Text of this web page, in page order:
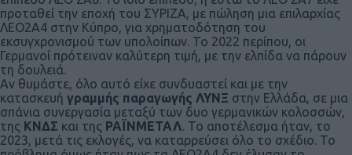
προταθεί την εποχή του ΣΥΡΙΖΑ, με πώληση μια επιλαρχίας
ΛΕΟ2Α4 στην Κύπρο, για χρηματοδότηση του
εκσυγχρονισμού των υπολοίπων. Το 2022 περίπου, οι
Γερμανοί πρότειναν καλύτερη τιμή, με την ελπίδα να πάρουν
τη δουλειά.
Αν θυμάστε, όλο αυτό είχε συνδυαστεί και με την
κατασκευή γραμμής παραγωγής ΛΥΝΞ στην Ελλάδα, σε μια
σπάνια συνεργασία μεταξύ των δυο γερμανικών κολοσσών,
της ΚΝΔΣ και της ΡΑΪΝΜΕΤΑΛ. Το αποτέλεσμα ήταν, το
2023, μετά τις εκλογές, να καταρρεύσει όλο το σχέδιο. Το